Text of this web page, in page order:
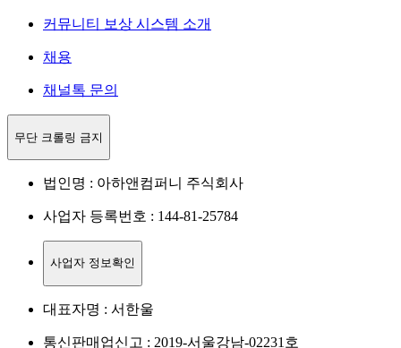
커뮤니티 보상 시스템 소개
채용
채널톡 문의
무단 크롤링 금지
법인명 : 아하앤컴퍼니 주식회사
사업자 등록번호 : 144-81-25784
사업자 정보확인
대표자명 : 서한울
통신판매업신고 : 2019-서울강남-02231호